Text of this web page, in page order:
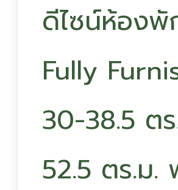
ดีไซน์ห้อง
Fully
30-38.5 ต
52.5 ตร.ม